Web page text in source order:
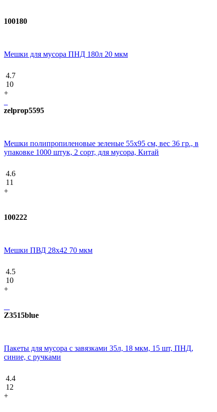
100180
Мешки для мусора ПНД 180л 20 мкм
4.7
10
+
zelprop5595
Мешки полипропиленовые зеленые 55х95 см, вес 36 гр., в
упаковке 1000 штук, 2 сорт, для мусора, Китай
4.6
11
+
100222
Мешки ПВД 28x42 70 мкм
4.5
10
+
Z3515bluе
Пакеты для мусора с завязками 35л, 18 мкм, 15 шт, ПНД,
синие, с ручками
4.4
12
+